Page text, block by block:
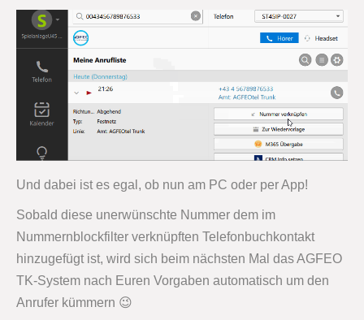
Und dabei ist es egal, ob nun am PC oder per App!
Sobald diese unerwünschte Nummer dem im
Nummernblockfilter verknüpften Telefonbuchkontakt
hinzugefügt ist, wird sich beim nächsten Mal das AGFEO
TK-System nach Euren Vorgaben automatisch um den
Anrufer kümmern 😉